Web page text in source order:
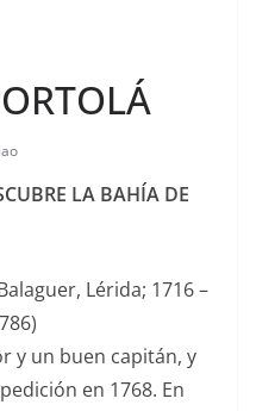
LA BAHÍA DE
Lérida; 1716 –
y un buen capitán, y
en 1768.​ En